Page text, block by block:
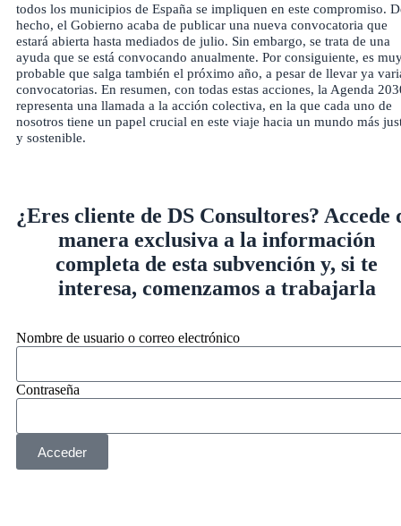
todos los municipios de España se impliquen en este compromiso.
hecho, el Gobierno acaba de publicar una nueva convocatoria que
estará abierta hasta mediados de julio. Sin embargo, se trata de una
ayuda que se está convocando anualmente. Por consiguiente, es
probable que salga también el próximo año, a pesar de llevar ya
convocatorias. En resumen, con todas estas acciones, la Agenda
representa una llamada a la acción colectiva, en la que cada uno de
nosotros tiene un papel crucial en este viaje hacia un mundo más
y sostenible.
¿Eres cliente de DS Consultores? Accede
manera exclusiva a la información
completa de esta subvención y, si te
interesa, comenzamos a trabajarla
Nombre de usuario o correo electrónico
Contraseña
Acceder